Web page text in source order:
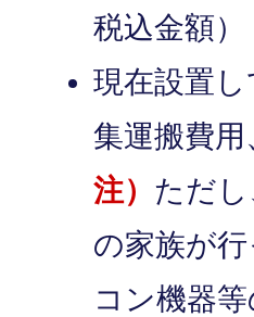
税込金額）
現在設置
集運搬費
注） ただ
の家族が
コン機器